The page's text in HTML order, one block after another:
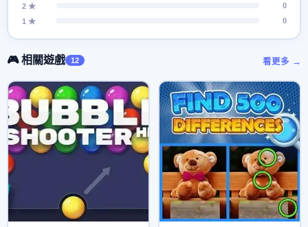
2 ★
0
1 ★
0
🎮 相關遊戲 12 看更多 →